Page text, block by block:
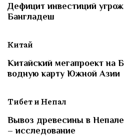
Дефицит инвестиций
Бангладеш
Китай
Китайский мегапроект на
водную карту Южной Азии
Тибет и Непал
Вывоз древесины в
– исследование